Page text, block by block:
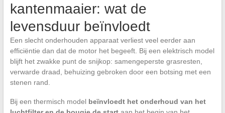
kantenmaaier: wat de
levensduur beïnvloedt
Een slecht onderhouden apparaat verliest veel eerder aan
efficiëntie dan dat de motor het begeeft. Bij een elektrisch model
blijft het zwakke punt de snijkop: samengeperste grasresten,
verwarde draad, behuizing gebroken door een botsing met een
stenen rand.
Bij een thermisch model beïnvloedt het onderhoud van het